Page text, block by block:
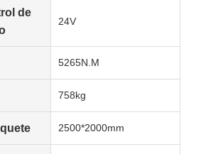
de
24V
5265N.M
758kg
2500*2000mm